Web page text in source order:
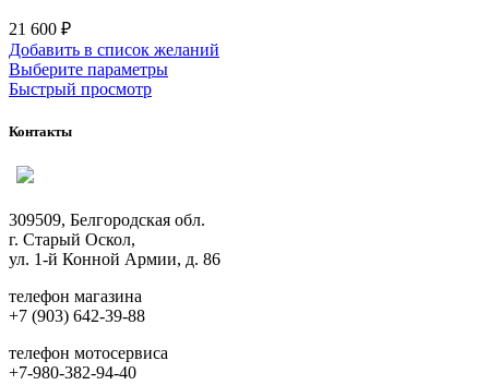
21 600 ₽
Добавить в список желаний
Выберите параметрыЭтот
на
товара.
Быстрый просмотр
Контакты
309509, Белгородская обл.
г. Старый Оскол,
ул. 1-й Конной Армии, д. 86
телефон магазина
+7 (903) 642-39-88
телефон мотосервиса
+7-980-382-94-40